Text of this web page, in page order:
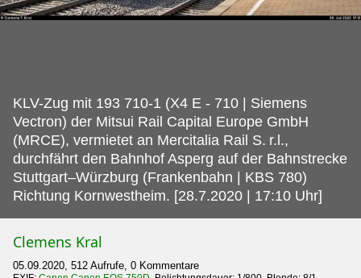
KLV-Zug mit 193 710-1 (X4 E - 710 | Siemens
Vectron) der Mitsui Rail Capital Europe GmbH
(MRCE), vermietet an Mercitalia Rail S. r.l.,
durchfährt den Bahnhof Asperg auf der Bahnstrecke
Stuttgart–Würzburg (Frankenbahn | KBS 780)
Richtung Kornwestheim. [28.7.2020 | 17:10 Uhr]
Clemens Kral
05.09.2020, 512 Aufrufe, 0 Kommentare